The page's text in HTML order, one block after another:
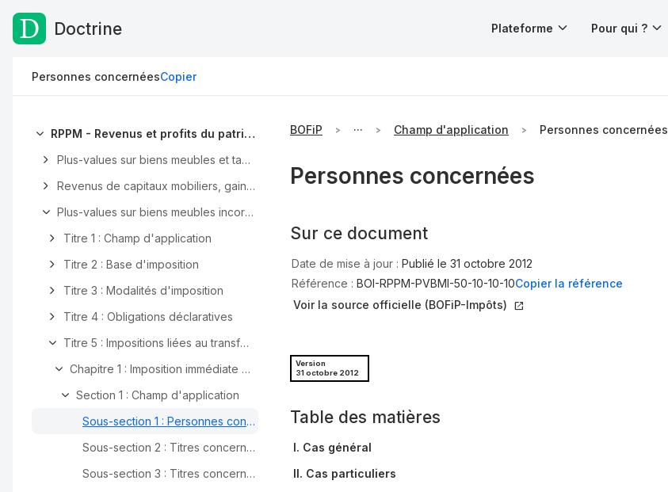
Passer au contenu
Doctrine Plateforme Pour qui ?
Personnes concernéesCopier
RPPM - Revenus et profits du patrimoine mobilier
Plus-values sur biens meubles et taxe forfaitaire sur les objets précieux
Revenus de capitaux mobiliers, gains et profits assimilés
Plus-values sur biens meubles incorporels
Titre 1 : Champ d'application
Titre 2 : Base d'imposition
Titre 3 : Modalités d'imposition
Titre 4 : Obligations déclaratives
Titre 5 : Impositions liées au transfert du domicile fiscal hors de France (Exit tax)
Chapitre 1 : Imposition immédiate de certaines plus-values latentes lors du transfert du domicile fiscal hors de France intervenu depuis le 3 mars 2011
Section 1 : Champ d'application
Sous-section 1 : Personnes concernées
Sous-section 2 : Titres concernés pour les transferts intervenus du 3 mars 2011 au 29 décembre 2011
Sous-section 3 : Titres concernés pour les transferts intervenus à compter du 30 décembre 2011
BOFiP ··· Champ d'application Personnes concernées
Personnes concernées
Sur ce document
Date de mise à jour : Publié le 31 octobre 2012
Référence : BOI-RPPM-PVBMI-50-10-10-10Copier la référence
Voir la source officielle (BOFiP-Impôts)
Version
31 octobre 2012
Table des matières
I. Cas général
II. Cas particuliers